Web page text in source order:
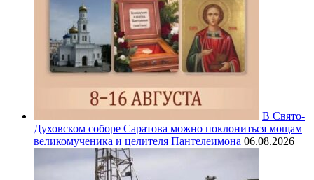
В Свято-
Духовском соборе Саратова можно поклониться мощам
великомученика и целителя Пантелеимона 06.08.2026